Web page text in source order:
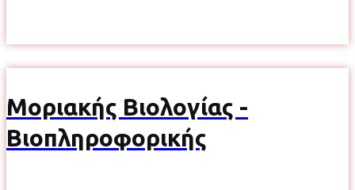
Μοριακής Βιολογίας -
Βιοπληροφορικής